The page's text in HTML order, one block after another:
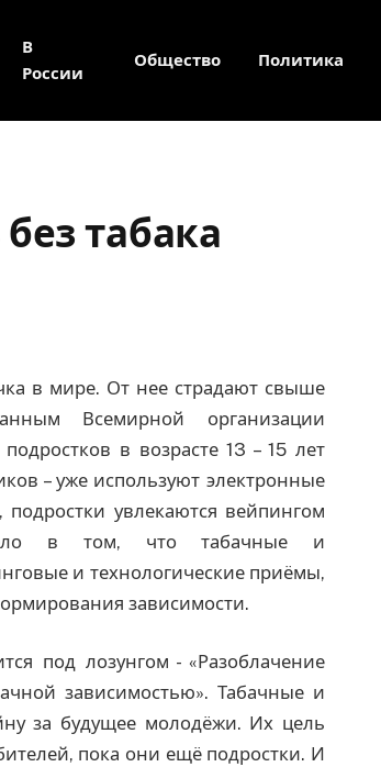
В
России
Общество Политика
табака
в мире. От нее страдают свыше
Всемирной организации
в возрасте 13 – 15 лет
– уже используют электронные
увлекаются вейпингом
в том, что табачные и
и технологические приёмы,
зависимости.
под лозунгом - «Разоблачение
зависимостью». Табачные и
за будущее молодёжи. Их цель
пока они ещё подростки. И